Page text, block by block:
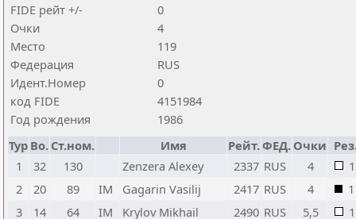
FIDE рейт +/-
0
Очки
4
Место
119
Федерация
RUS
Идент.Номер
0
код FIDE
4151984
Год рождения
1986
Тур Bo. Ст.ном. Имя Рейт.ФЕД. Очки
1
32 130 Zenzera Alexey 2337 RUS 4
1
2
20 89 IM Gagarin Vasilij 2417 RUS 4
1
3
14 64 IM Krylov Mikhail 2490 RUS 5,5 1